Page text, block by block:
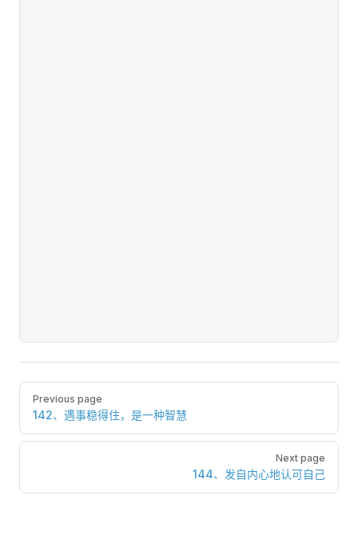
Pager
Previous page
142、遇事稳得住，是一种智慧
Next page
144、发自内心地认可自己